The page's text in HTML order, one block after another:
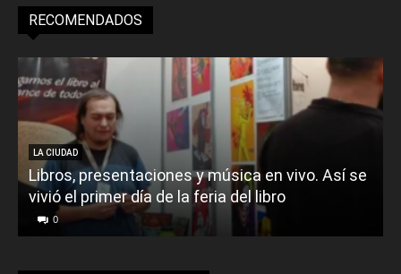
RECOMENDADOS
LA CIUDAD
Libros, presentaciones y música en vivo. Así se
vivió el primer día de la feria del libro
0